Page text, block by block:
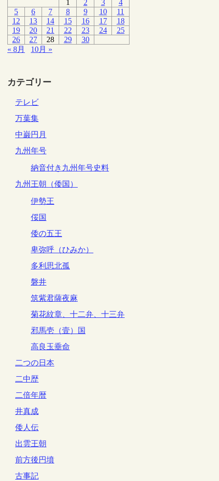
1 2 3
4
5
6 7 8 9 10
11
12
13 14 15 16 17
18
19
20 21 22 23 24
25
26
27 28 29
30
« 8月
10月 »
カテゴリー
テレビ
万葉集
中巌円月
九州年号
納音付き九州年号史料
九州王朝（倭国）
伊勢王
俀国
倭の五王
卑弥呼（ひみか）
多利思北孤
磐井
筑紫君薩夜麻
菊花紋章、十二弁、十三弁
邪馬壱（壹）国
高良玉垂命
二つの日本
二中歴
二倍年暦
井真成
倭人伝
出雲王朝
前方後円墳
古事記